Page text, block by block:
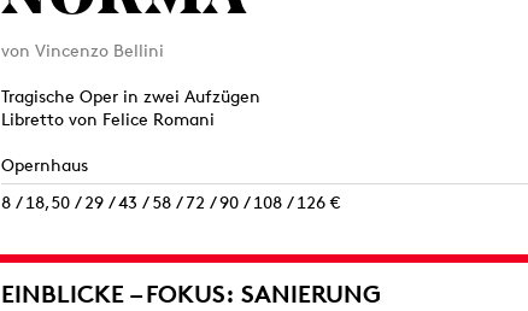
von Vincenzo Bellini
Tragische Oper in zwei Aufzügen
Libretto von Felice Romani
Opernhaus
8 / 18,50 / 29 / 43 / 58 / 72 / 90 / 108 / 126 €
EINBLICKE – FOKUS: SANIERUNG